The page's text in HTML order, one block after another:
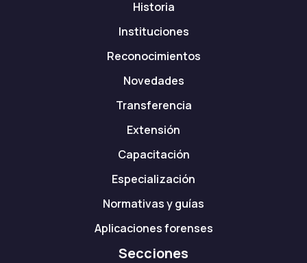
Historia
Instituciones
Reconocimientos
Novedades
Transferencia
Extensión
Capacitación
Especialización
Normativas y guías
Aplicaciones forenses
Secciones